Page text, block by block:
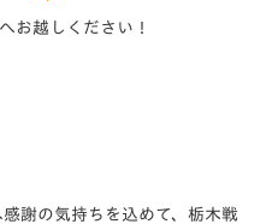
お越しください！
謝の気持ちを込めて、栃木戦